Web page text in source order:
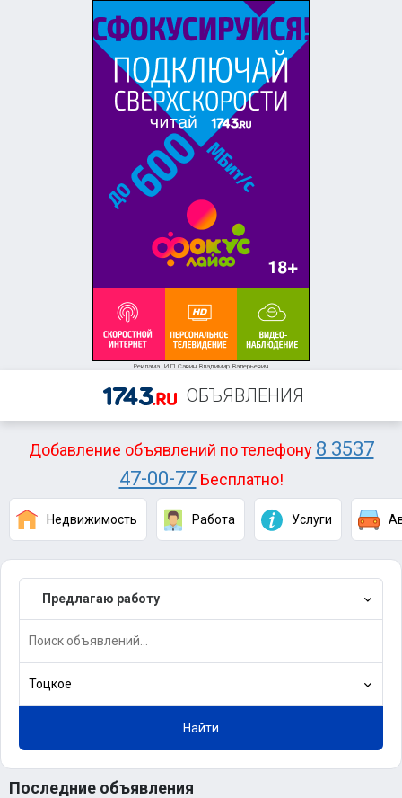
Реклама. ИП Савин Владимир Валерьевич
ОБЪЯВЛЕНИЯ
Добавление объявлений по телефону 8 3537
47-00-77Бесплатно!
Недвижимость Работа Услуги
Предлагаю работу
Тоцкое
Найти
Последние объявления